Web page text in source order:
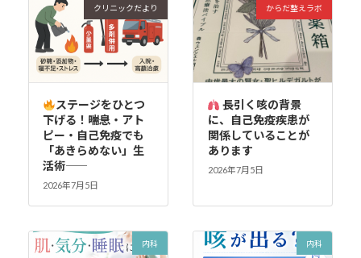
クリニックだより
ステージをひとつ
下げる！――喘息・アト
ピー・自己免疫でも
「あきらめない」生
活術――
2026年7月5日
からだ整えラボ
長引く咳の背景
に、自己免疫疾患が
関係していることが
あります
2026年7月5日
内科 内科